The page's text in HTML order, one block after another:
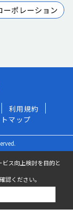
ーポレーション
利用規約
マップ
ス向上検討を目的と
認ください。